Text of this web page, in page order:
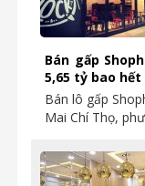
Bán gấp
5,65 tỷ bao hết
Bán lô gấp
Mai Chí Thọ,